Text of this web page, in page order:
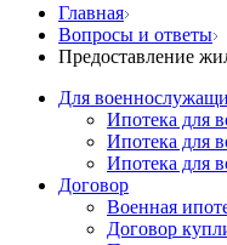
Главная
Вопросы и ответы
Предоставление
Для
Ипотека для
Ипотека для
Ипотека для
Договор
Военная
Договор